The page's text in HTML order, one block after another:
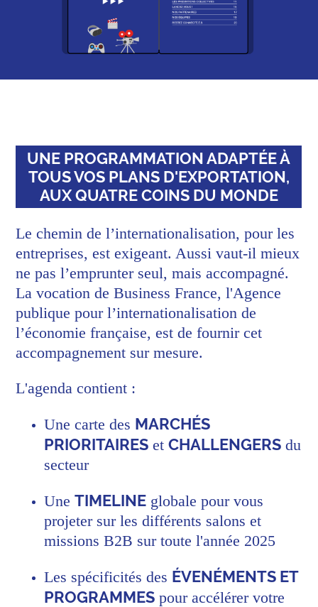
UNE PROGRAMMATION ADAPTÉE À
TOUS VOS PLANS D'EXPORTATION,
AUX QUATRE COINS DU MONDE
Le chemin de l’internationalisation, pour les
entreprises, est exigeant. Aussi vaut-il mieux
ne pas l’emprunter seul, mais accompagné.
La vocation de Business France, l'Agence
publique pour l’internationalisation de
l’économie française, est de fournir cet
accompagnement sur mesure.
L'agenda contient :
Une carte des MARCHÉS
PRIORITAIRES etCHALLENGERS du
secteur
UneTIMELINE globale pour vous
projeter sur les différents salons et
missions B2B sur toute l'année 2025
Les spécificités des ÉVENÉMENTS ET
PROGRAMMES pour accélérer votre